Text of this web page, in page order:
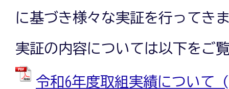
に基づき様々な実証を行ってき
実証の内容については以下をご
令和6年度取組実績について